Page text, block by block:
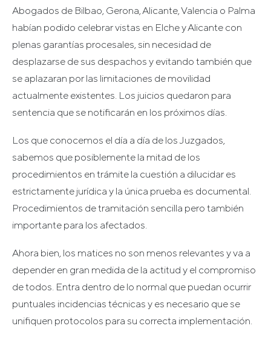
Abogados de Bilbao, Gerona, Alicante, Valencia o Palma
habían podido celebrar vistas en Elche y Alicante con
plenas garantías procesales, sin necesidad de
desplazarse de sus despachos y evitando también que
se aplazaran por las limitaciones de movilidad
actualmente existentes. Los juicios quedaron para
sentencia que se notificarán en los próximos días.
Los que conocemos el día a día de los Juzgados,
sabemos que posiblemente la mitad de los
procedimientos en trámite la cuestión a dilucidar es
estrictamente jurídica y la única prueba es documental.
Procedimientos de tramitación sencilla pero también
importante para los afectados.
Ahora bien, los matices no son menos relevantes y va a
depender en gran medida de la actitud y el compromiso
de todos. Entra dentro de lo normal que puedan ocurrir
puntuales incidencias técnicas y es necesario que se
unifiquen protocolos para su correcta implementación.